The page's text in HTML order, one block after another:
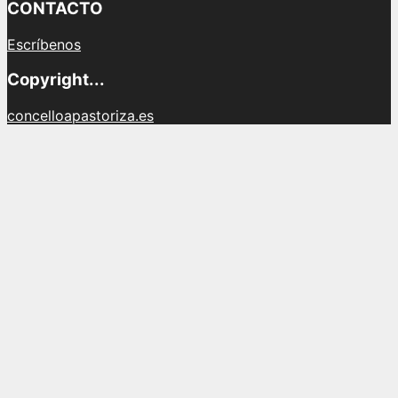
CONTACTO
Escríbenos
Copyright...
concelloapastoriza.es